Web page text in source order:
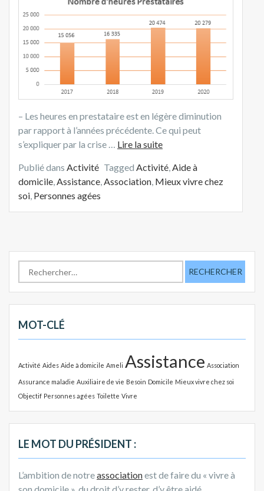
– Les heures en prestataire est en légère diminution
par rapport à l’années précédente. Ce qui peut
s’expliquer par la crise … Lire la suite
Publié dans Activité Tagged Activité,Aide à
domicile,Assistance,Association, Mieux vivre chez
soi, Personnes agées
e
c
e
r
h
e
r
:
MOT-CLÉ
Activité Aides Aide à domicile Ameli Assistance Association
Assurance maladie Auxiliaire de vie Besoin Domicile Mieux vivre chez soi
Objectif Personnes agées Toilette Vivre
LE MOT DU PRÉSIDENT :
L’ambition de notreassociationest de faire du « vivre à